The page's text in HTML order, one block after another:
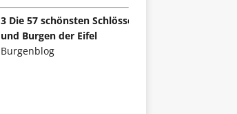
3 Die 57 schönsten Schlösser
und Burgen der Eifel
Burgenblog